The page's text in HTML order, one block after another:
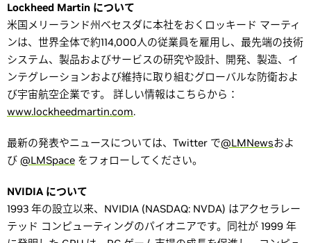
Lockheed Martin について
米国メリーランド州ベセスダに本社をおくロッキード マーティ
ンは、世界全体で約114,000人の従業員を雇用し、最先端の技術
システム、製品およびサービスの研究や設計、開発、製造、イ
ンテグレーションおよび維持に取り組むグローバルな防衛およ
び宇宙航空企業です。 詳しい情報はこちらから：
www.lockheedmartin.com.
最新の発表やニュースについては、Twitter で@LMNewsおよ
び @LMSpace をフォローしてください。
NVIDIA について
1993 年の設立以来、NVIDIA (NASDAQ: NVDA) はアクセラレー
テッド コンピューティングのパイオニアです。同社が 1999 年